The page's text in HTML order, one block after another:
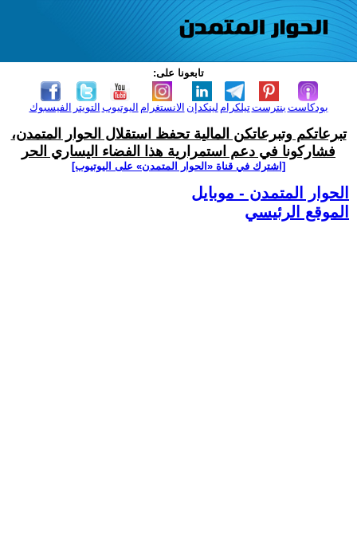
تابعونا على:
الفيسبوك التويتر اليوتيوب الانستغرام لينكدإن تيلكرامبنترست بودكاست
تبرعاتكم وتبرعاتكن المالية تحفظ استقلال الحوار المتمدن،
فشاركونا في دعم استمرارية هذا الفضاء اليساري الحر
[اشترك في قناة ‫«الحوار المتمدن» على اليوتيوب]
الحوار المتمدن - موبايل
الموقع الرئيسي